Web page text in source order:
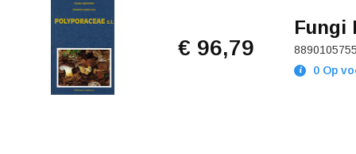
€ 96,79
Fungi
8890105755
0 Op